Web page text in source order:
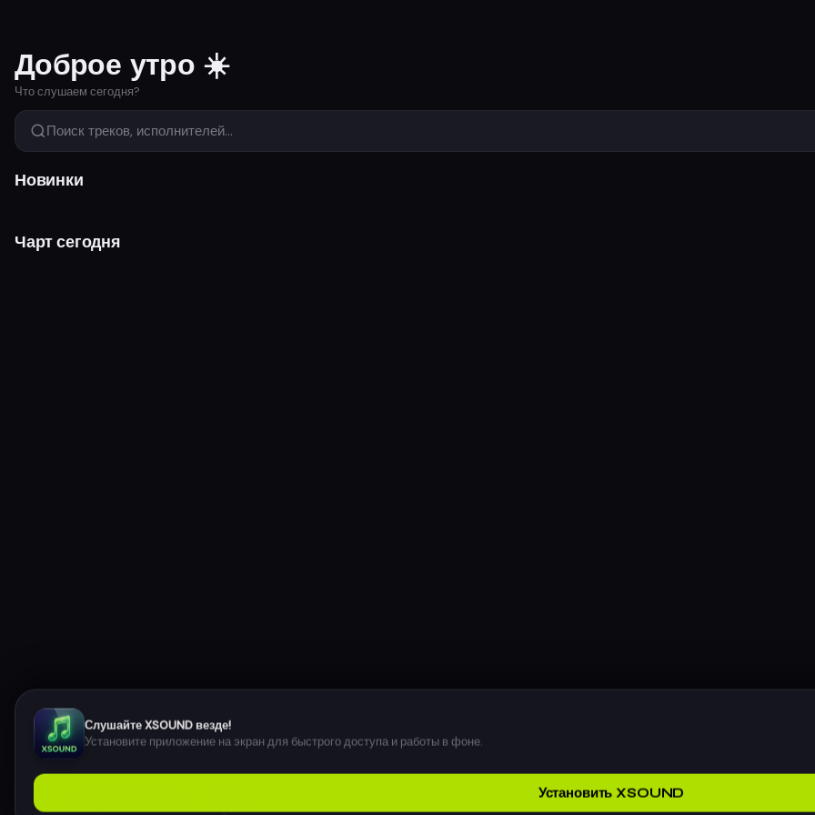
Доброе утро ☀️
Что слушаем сегодня?
Поиск треков, исполнителей...
Новинки
Чарт сегодня
Слушайте XSOUND везде!
Установите приложение на экран для быстрого доступа и работы в фоне.
Установить XSOUND